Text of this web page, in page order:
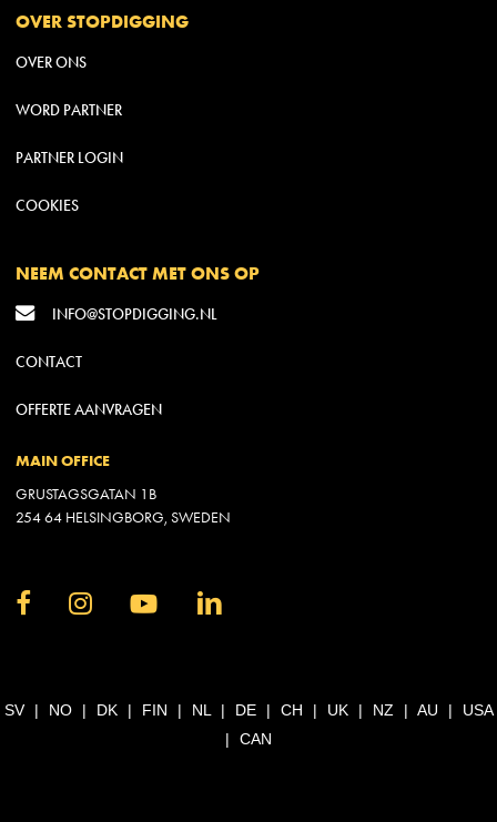
OVER STOPDIGGING
OVER ONS
WORD PARTNER
PARTNER LOGIN
COOKIES
NEEM CONTACT MET ONS OP
INFO@STOPDIGGING.NL
CONTACT
OFFERTE AANVRAGEN
MAIN OFFICE
GRUSTAGSGATAN 1B
254 64 HELSINGBORG, SWEDEN
SV| NO| DK| FIN | NL | DE| CH | UK| NZ | AU | USA
| CAN